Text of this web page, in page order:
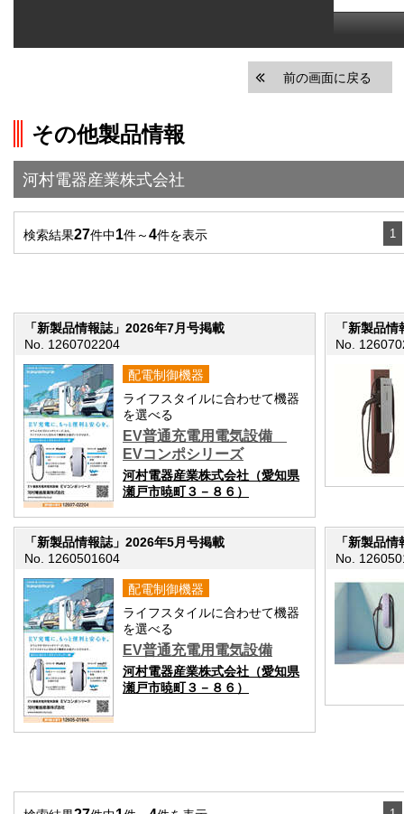
前の画面に戻る
その他製品情報
河村電器産業株式会社
検索結果27件中1件～4件を表示 1
「新製品情報誌」2026年7月号掲載
No. 1260702204
配電制御機器
ライフスタイルに合わせて機器
を選べる
EV普通充電用電気設備
EVコンポシリーズ
河村電器産業株式会社（愛知県
瀬戸市暁町３－８６）
「新製品
No.
「新製品情報誌」2026年5月号掲載
No. 1260501604
配電制御機器
ライフスタイルに合わせて機器
を選べる
EV普通充電用電気設備
河村電器産業株式会社（愛知県
瀬戸市暁町３－８６）
「新製品
No.